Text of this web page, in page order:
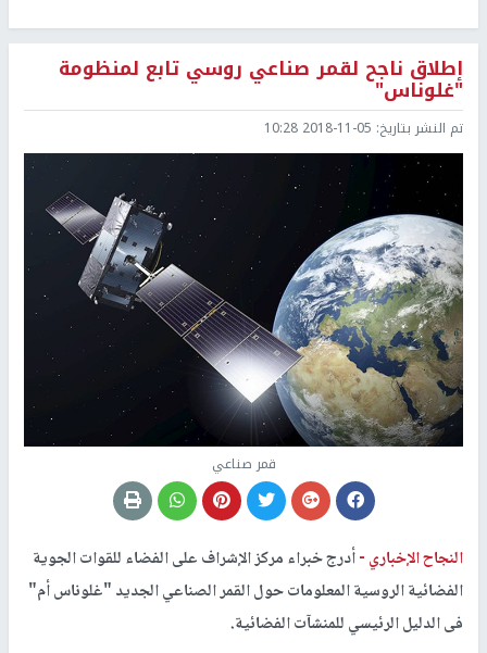
إطلاق ناجح لقمر صناعي روسي تابع لمنظومة
"غلوناس"
تم النشر بتاريخ: 2018-11-05 10:28
قمر صناعي
النجاح الإخباري -أدرج خبراء مركز الإشراف على الفضاء للقوات الجوية
الفضائية الروسية المعلومات حول القمر الصناعي الجديد "غلوناس أم"
فى الدليل الرئيسي للمنشآت الفضائية.